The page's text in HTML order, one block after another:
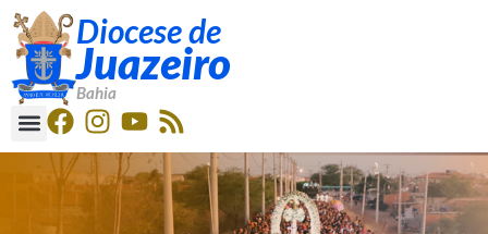
Diocese de
Juazeiro
Bahia